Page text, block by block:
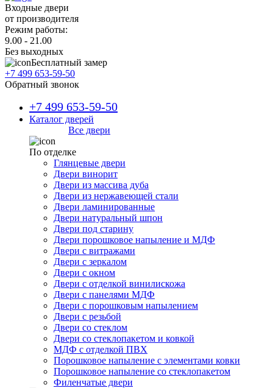
Входные двери
от производителя
Режим работы:
9.00 - 21.00
Без выходных
Бесплатный замер
+7 499 653-59-50
Обратный звонок
+7 499 653-59-50
Каталог дверей
Все двери
По отделке
Глянцевые двери
Двери винорит
Двери из массива дуба
Двери из нержавеющей стали
Двери ламинированные
Двери натуральный шпон
Двери под старину
Двери порошковое напыление и МДФ
Двери с витражами
Двери с зеркалом
Двери с окном
Двери с отделкой винилискожа
Двери с панелями МДФ
Двери с порошковым напылением
Двери с резьбой
Двери со стеклом
Двери со стеклопакетом и ковкой
МДФ с отделкой ПВХ
Порошковое напыление с элементами ковки
Порошковое напыление со стеклопакетом
Филенчатые двери